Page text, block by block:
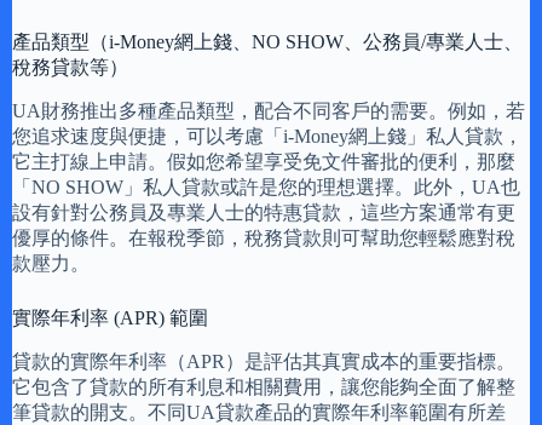
產品類型（i-Money網上錢、NO SHOW、公務員/專業人士、
稅務貸款等）
UA財務推出多種產品類型，配合不同客戶的需要。例如，若
您追求速度與便捷，可以考慮「i-Money網上錢」私人貸款，
它主打線上申請。假如您希望享受免文件審批的便利，那麼
「NO SHOW」私人貸款或許是您的理想選擇。此外，UA也
設有針對公務員及專業人士的特惠貸款，這些方案通常有更
優厚的條件。在報稅季節，稅務貸款則可幫助您輕鬆應對稅
款壓力。
實際年利率 (APR) 範圍
貸款的實際年利率（APR）是評估其真實成本的重要指標。
它包含了貸款的所有利息和相關費用，讓您能夠全面了解整
筆貸款的開支。不同UA貸款產品的實際年利率範圍有所差